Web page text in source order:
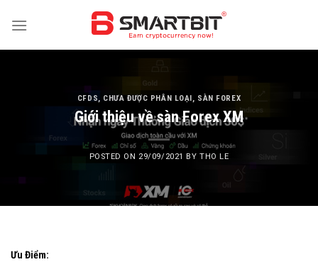
CFDS, CHƯA ĐƯỢC PHÂN LOẠI , SÀN FOREX
Giới thiệu về sàn Forex XM
POSTED ON 29/09/2021 BYTHO LE
Ưu Điểm: